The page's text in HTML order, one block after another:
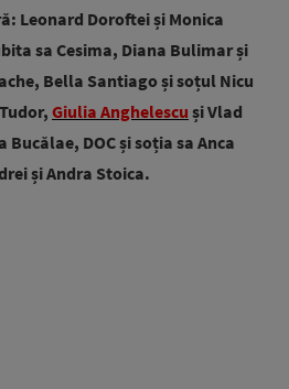
Leonard Doroftei și Monica
sa Cesima, Diana Bulimar și
Bella Santiago și soțul Nicu
Giulia Anghelescu și Vlad
DOC și soția sa Anca
și Andra Stoica.